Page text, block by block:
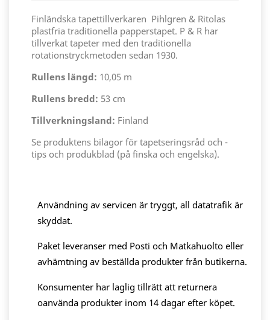
Finländska tapettillverkaren Pihlgren & Ritolas
plastfria traditionella papperstapet. P & R har
tillverkat tapeter med den traditionella
rotationstryckmetoden sedan 1930.
Rullens längd: 10,05 m
Rullens bredd: 53 cm
Tillverkningsland: Finland
Se produktens bilagor för tapetseringsråd och -
tips och produkblad (på finska och engelska).
Användning av servicen är tryggt, all datatrafik är
skyddat.
Paket leveranser med Posti och Matkahuolto eller
avhämtning av beställda produkter från butikerna.
Konsumenter har laglig tillrätt att returnera
oanvända produkter inom 14 dagar efter köpet.